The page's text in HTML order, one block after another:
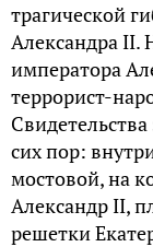
трагической
Александра ІІ.
императора
террорист-
сих пор:
мостовой, на
Александр II,
решетки